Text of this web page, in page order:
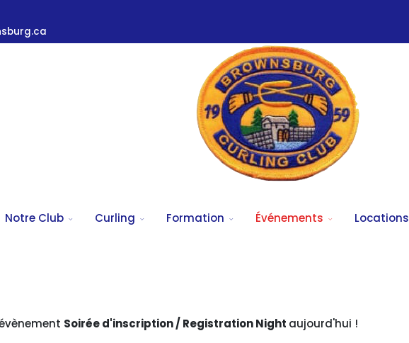
Notre Club Curling Formation Événements Locations
Soirée d'inscription / Registration Night aujourd'hui !